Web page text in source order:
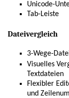
Unicode-
Tab-Leiste
Dateivergleich
3-Wege-
Visuelles
Textdateien
Flexibler
und